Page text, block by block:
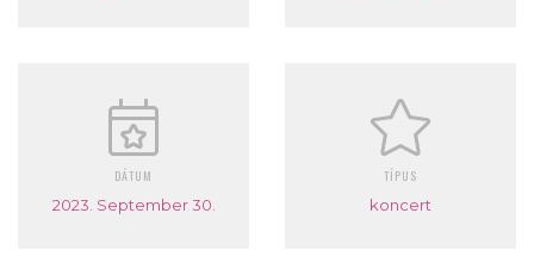
DÁTUM
2023. September 30.
TÍPUS
koncert